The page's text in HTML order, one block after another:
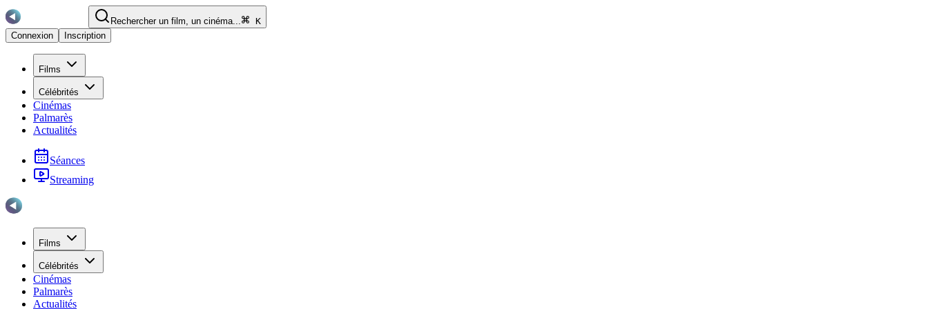
Rechercher un film, un cinéma...
K
Connexion
Inscription
Films
Célébrités
Cinémas
Palmarès
Actualités
Séances
Streaming
Films
Célébrités
Cinémas
Palmarès
Actualités